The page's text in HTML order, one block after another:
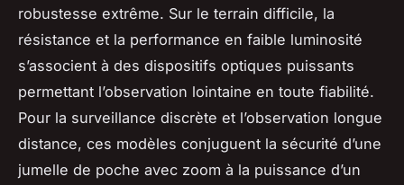
robustesse extrême. Sur le terrain difficile, la
résistance et la performance en faible luminosité
s’associent à des dispositifs optiques puissants
permettant l’observation lointaine en toute fiabilité.
Pour la surveillance discrète et l’observation longue
distance, ces modèles conjuguent la sécurité d’une
jumelle de poche avec zoom à la puissance d’un